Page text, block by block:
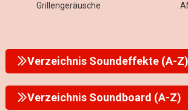
Grillengeräusche
Verzeichnis Soundeffekte (A-Z)
Verzeichnis Soundboard (A-Z)